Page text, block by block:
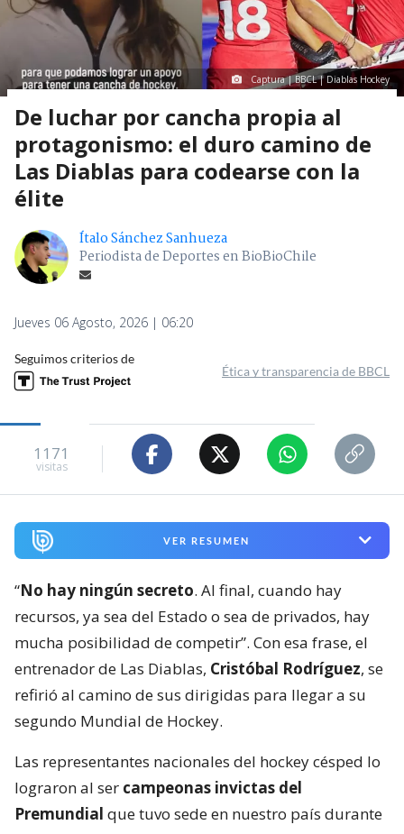
Captura | BBCL | Diablas Hockey
De luchar por cancha propia al
protagonismo: el duro camino de
Las Diablas para codearse con la
élite
Ítalo Sánchez Sanhueza
Periodista de Deportes en BioBioChile
Jueves 06 Agosto, 2026 | 06:20
Seguimos criterios de
Ética y transparencia de BBCL
1171
visitas
VER RESUMEN
“No hay ningún secreto. Al final, cuando hay
recursos, ya sea del Estado o sea de privados, hay
mucha posibilidad de competir”. Con esa frase, el
entrenador de Las Diablas, Cristóbal Rodríguez, se
refirió al camino de sus dirigidas para llegar a su
segundo Mundial de Hockey.
Las representantes nacionales del hockey césped lo
lograron al ser campeonas invictas del
Premundial que tuvo sede en nuestro país durante